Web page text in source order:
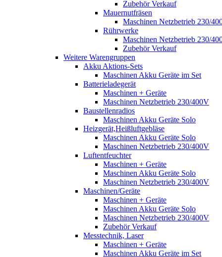
Zubehör Verkauf
Mauernutfräsen
Maschinen Netzbetrieb 230/
Rührwerke
Maschinen Netzbetrieb 230/
Zubehör Verkauf
Weitere Warengruppen
Akku Aktions-Sets
Maschinen Akku Geräte im Set
Batterieladegerät
Maschinen + Geräte
Maschinen Netzbetrieb 230/400V
Baustellenradios
Maschinen Akku Geräte Solo
Heizgerät,Heißluftgebläse
Maschinen Akku Geräte Solo
Maschinen Netzbetrieb 230/400V
Luftentfeuchter
Maschinen + Geräte
Maschinen Akku Geräte Solo
Maschinen Netzbetrieb 230/400V
Maschinen/Geräte
Maschinen + Geräte
Maschinen Akku Geräte Solo
Maschinen Netzbetrieb 230/400V
Zubehör Verkauf
Messtechnik, Laser
Maschinen + Geräte
Maschinen Akku Geräte im Set